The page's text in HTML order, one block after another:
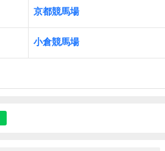
京都競馬場
小倉競馬場